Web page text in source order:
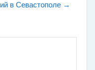
в Севастополе →